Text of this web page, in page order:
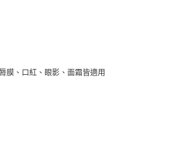
膜、口紅、眼影、面霜皆適用